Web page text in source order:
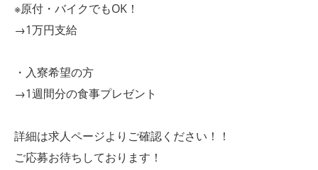
※原付・バイクでもOK！
→1万円支給
・入寮希望の方
→1週間分の食事プレゼント
詳細は求人ページよりご確認ください！！
ご応募お待ちしております！